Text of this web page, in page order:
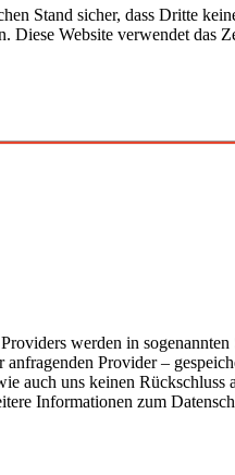
Stand sicher, dass Dritte
Website verwendet das
werden in
Provider –
auch uns keinen
Informationen zum